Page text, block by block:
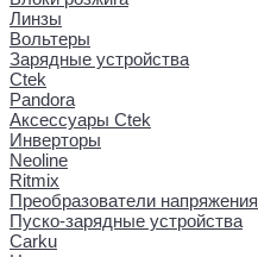
Линзы
Вольтеры
Зарядные устройства
Ctek
Pandora
Аксессуары Ctek
Инверторы
Neoline
Ritmix
Преобразователи напряжения
Пуско-зарядные устройства
Carku